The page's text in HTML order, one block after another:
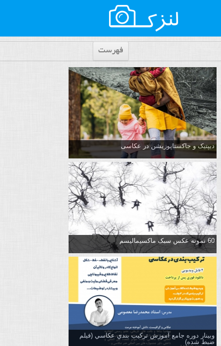
فهرست
دیپتیک و جاکستا‌پوزیشن در عکاسی
60 نمونه عکس سبک ماکسیمالیسم
وبینار دوره جامع آموزش تركيب بندي عكاسي (فیلم
ضبط شده)